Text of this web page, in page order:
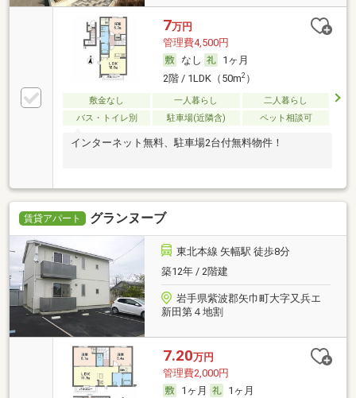
7万円
管理費4,500円
なし
1ヶ月
2階 / 1LDK（50m2）
敷金なし 一人暮らし
二人暮らし
バス・トイレ別
駐車場(近隣含) ペット相談可
インターネット無料、駐車場2台付無料物件！
賃貸アパート グランヌーブ
東北本線 矢幅駅 徒歩8分
築12年 / 2階建
岩手県紫波郡矢巾町大字又兵エ
新田第４地割
7.20万円
管理費2,000円
1ヶ月
1ヶ月